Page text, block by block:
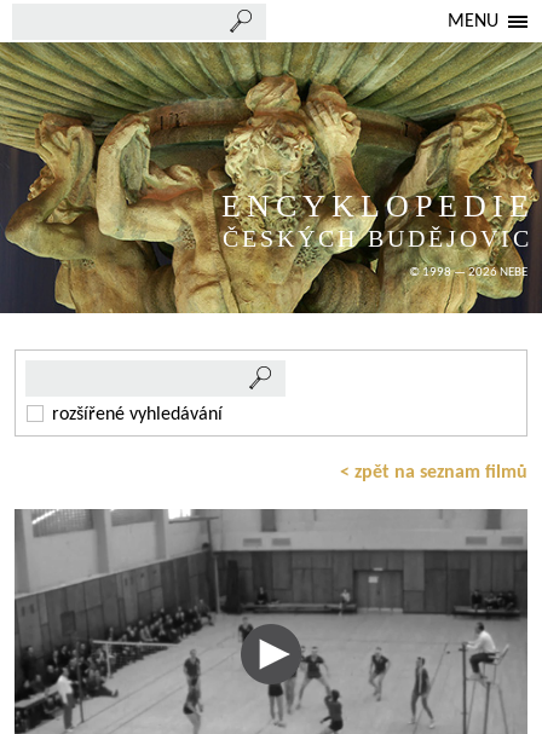
MENU
ENCYKLOPEDIE
ČESKÝCH BUDĚJOVIC
© 1998 — 2026 NEBE
rozšířené vyhledávání
< zpět na seznam filmů